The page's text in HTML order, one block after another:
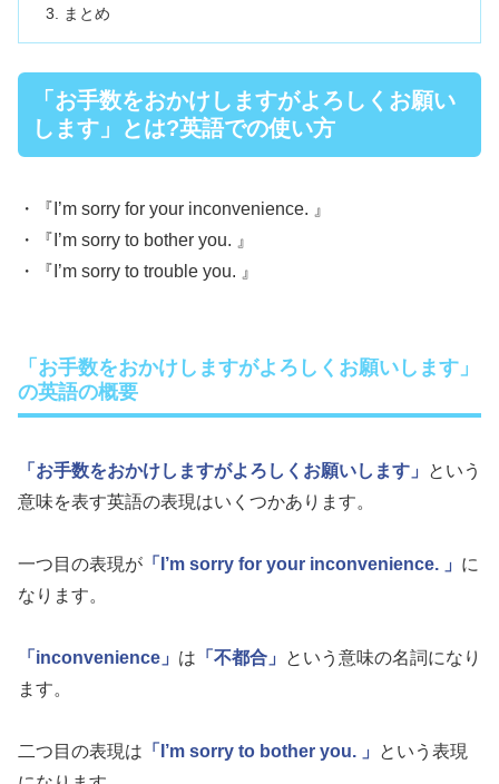
まとめ
「お手数をおかけしますがよろしくお願い
します」とは?英語での使い方
・『I’m sorry for your inconvenience. 』
・『I’m sorry to bother you. 』
・『I’m sorry to trouble you. 』
「お手数をおかけしますがよろしくお願いします」
の英語の概要
「お手数をおかけしますがよろしくお願いします」
という
意味を表す英語の表現はいくつかあります。
一つ目の表現が 「I’m sorry for your inconvenience. 」 に
なります。
「inconvenience」 は 「不都合」
という意味の名詞になり
ます。
二つ目の表現は 「I’m sorry to bother you. 」
という表現